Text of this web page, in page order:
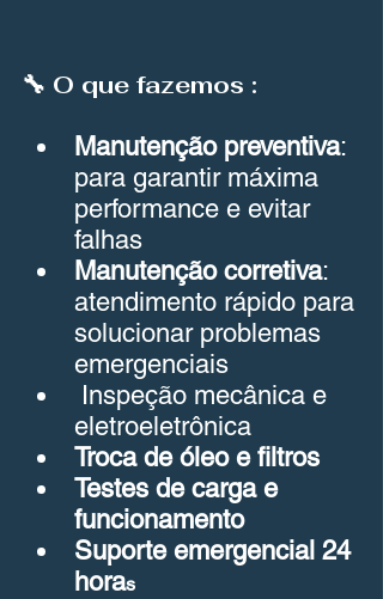
🔧 O que fazemos :
Manutenção preventiva:
para garantir máxima
performance e evitar
falhas
Manutenção corretiva:
atendimento rápido para
solucionar problemas
emergenciais
eletroeletrônica
Troca de óleo e filtros
Testes de carga e
funcionamento
Suporte emergencial 24
horas